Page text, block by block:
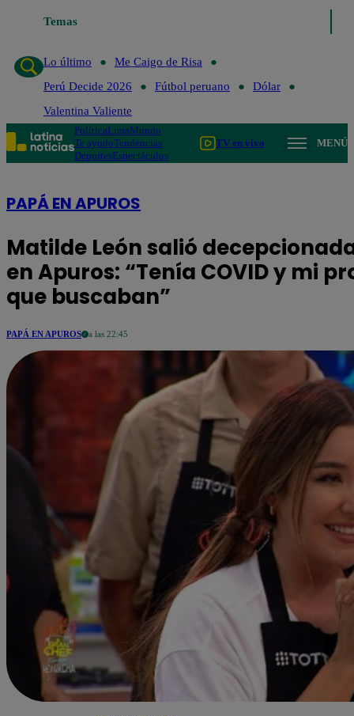
Temas
Me Caigo de Risa
Lo último
Me Caigo de Risa
Perú Decide 2026
Fútbol peruano
Dólar
Valentina Valiente
PolíticaLimaMundo
Te ayudoTendencias
DeportesEspectáculos
TV en vivo MENÚ
PAPÁ EN APUROS
Matilde León salió
en Apuros: “Tenía COVID y mi
que buscaban”
PAPÁ EN APUROS a las 22:45